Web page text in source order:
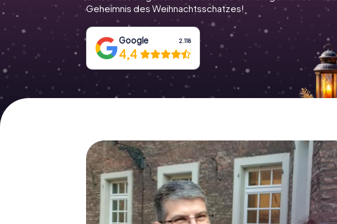
Geheimnis des Weihnachtsschatzes!
Google 2.118
4,4